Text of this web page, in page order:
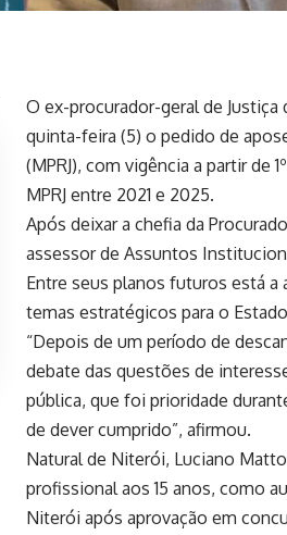
O ex-procurador-geral de
quinta-feira (5) o pedido de
(MPRJ), com vigência a partir de
MPRJ entre 2021 e 2025.
Após deixar a chefia da
assessor de Assuntos
Entre seus planos futuros está a
temas estratégicos para o
“Depois de um período de
debate das questões de
pública, que foi prioridade
de dever cumprido”, afirmou.
Natural de Niterói, Luciano
profissional aos 15 anos, como
Niterói após aprovação em